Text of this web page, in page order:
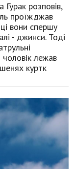
розповів,
проїжджав
вони спершу
- джинси. Тоді
лежав
куртк